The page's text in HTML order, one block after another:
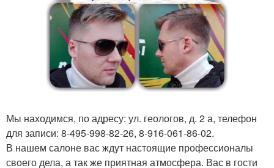
Мы находимся, по адресу: ул. геологов, д. 2 а, телефон
для записи: 8-495-998-82-26, 8-916-061-86-02.
В нашем салоне вас ждут настоящие профессионалы
своего дела, а так же приятная атмосфера. Вас в гости